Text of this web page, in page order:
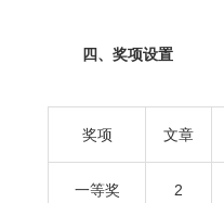
四、奖项设置
奖项 文章
一等奖 2